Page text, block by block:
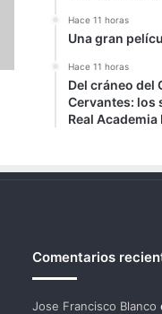
Hace 11 horas
Una gran
Hace 11 horas
Del cráneo del
Cervantes: los
Real
Comentarios
Jose Francisco Blanco